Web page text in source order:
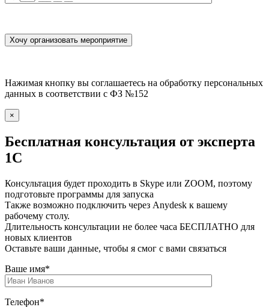
Нажимая кнопку вы соглашаетесь на обработку персональных
данных в соответствии с ФЗ №152
×
Бесплатная консультация от эксперта
1С
Консультация будет проходить в Skype или ZOOM, поэтому
подготовьте программы для запуска
Также возможно подключить через Anydesk к вашему
рабочему столу.
Длительность консультации не более часа БЕСПЛАТНО для
новых клиентов
Оставьте ваши данные, чтобы я смог с вами связаться
Ваше имя*
Телефон*